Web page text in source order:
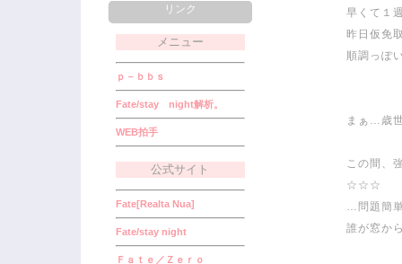
リンク
メニュー
ｐ－ｂｂｓ
Fate/stay night解析。
WEB拍手
公式サイト
Fate[Realta Nua]
Fate/stay night
Ｆａｔｅ／Ｚｅｒｏ
早くて１
昨日仮免
順調っ
まぁ…歳
この間、
☆☆☆
…問題簡
誰が窓か